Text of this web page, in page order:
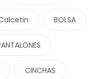
BOLSA
CINCHAS